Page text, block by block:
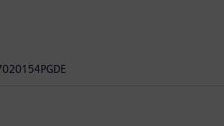
ist einer der führenden
Pionier bei